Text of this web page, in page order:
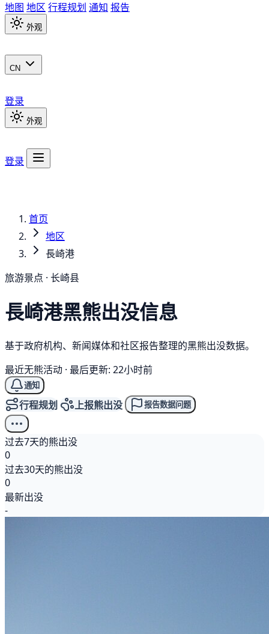
地图 地区 行程规划 通知 报告
外观
CN
登录
外观
登录
首页
地区
長崎港
旅游景点 · 长崎县
長崎港黑熊出没信息
基于政府机构、新闻媒体和社区报告整理的黑熊出没数据。
最近无熊活动 · 最后更新: 22小时前
通知
行程规划 上报熊出没 报告数据问题
过去7天的熊出没
0
过去30天的熊出没
0
最新出没
-